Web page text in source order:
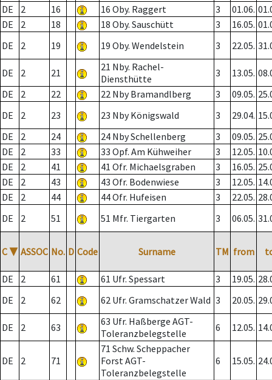
DE
2 16 16 Oby. Raggert 3 01.06.
DE
2 18 18 Oby. Sauschütt 3 16.05.
DE
2 19 19 Oby. Wendelstein 3 22.05.
DE 2 21
21 Nby. Rachel-
Diensthütte
3 13.05.
DE
2 22 22 Nby Bramandlberg 3 09.05.
DE
2 23 23 Nby Königswald 3 29.04.
DE
2 24 24 Nby Schellenberg 3 09.05.
DE
2 33 33 Opf. Am Kühweiher 3 12.05.
DE
2 41 41 Ofr. Michaelsgraben 3 16.05.
DE
2 43 43 Ofr. Bodenwiese 3 12.05.
DE
2 44 44 Ofr. Hufeisen 3 22.05.
DE
2 51 51 Mfr. Tiergarten 3 06.05.
C ▼ ASSOC No. D Code Surname TM from
DE 2 61 61 Ufr. Spessart 3 19.05.
DE
2 62 62 Ufr. Gramschatzer Wald 3 20.05.
DE 2 63
63 Ufr. Haßberge AGT-
Toleranzbelegstelle
6 12.05.
DE 2 71
71 Schw. Scheppacher
Forst AGT-
Toleranzbelegstelle
6 15.05.